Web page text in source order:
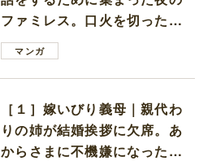
ファミレス。口火を切ったの
は電車好きの男の子ママ
マンガ
［１］嫁いびり義母｜親代わ
りの姉が結婚挨拶に欠席。あ
からさまに不機嫌になった義